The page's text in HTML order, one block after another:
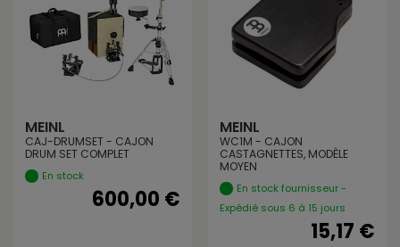
MEINL
CAJ-DRUMSET - CAJON
DRUM SET COMPLET
En stock
600,00 €
MEINL
WC1M - CAJON
CASTAGNETTES, MODÈLE
MOYEN
En stock fournisseur -
Expédié sous 6 à 15 jours
15,17 €